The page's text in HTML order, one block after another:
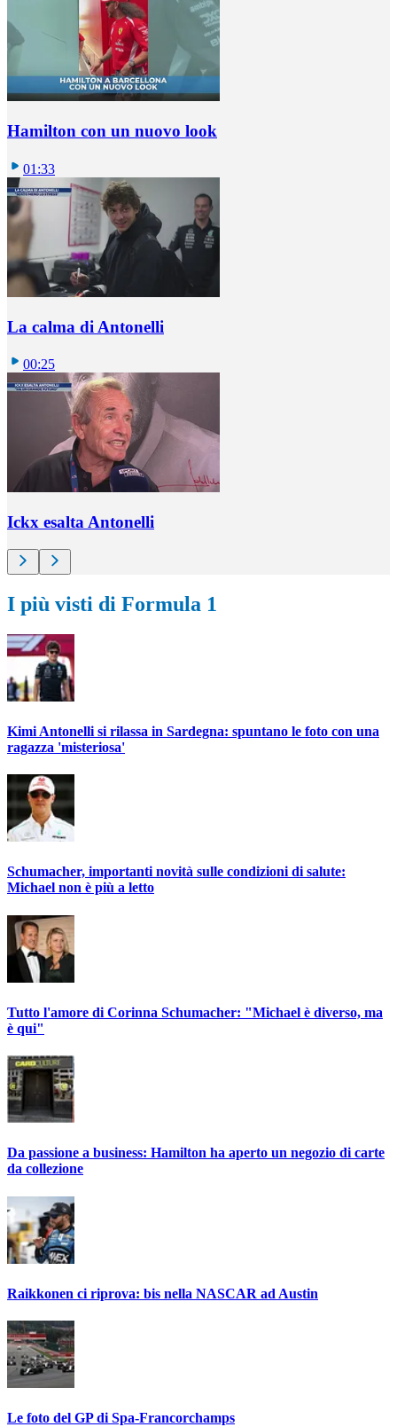
Hamilton con un nuovo look
01:33
La calma di Antonelli
00:25
Ickx esalta Antonelli
I più visti di Formula 1
Kimi Antonelli si rilassa in Sardegna: spuntano le foto con una
ragazza 'misteriosa'
Schumacher, importanti novità sulle condizioni di salute:
Michael non è più a letto
Tutto l'amore di Corinna Schumacher: "Michael è diverso, ma
è qui"
Da passione a business: Hamilton ha aperto un negozio di carte
da collezione
Raikkonen ci riprova: bis nella NASCAR ad Austin
Le foto del GP di Spa-Francorchamps